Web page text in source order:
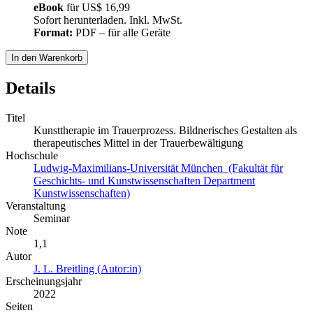
eBook fürUS$ 16,99
Sofort herunterladen. Inkl. MwSt.
Format: PDF – für alle Geräte
In den Warenkorb
Details
Titel
Kunsttherapie im Trauerprozess. Bildnerisches Gestalten als
therapeutisches Mittel in der Trauerbewältigung
Hochschule
Ludwig-Maximilians-Universität München (Fakultät für
Geschichts- und Kunstwissenschaften Department
Kunstwissenschaften)
Veranstaltung
Seminar
Note
1,1
Autor
J. L. Breitling (Autor:in)
Erscheinungsjahr
2022
Seiten